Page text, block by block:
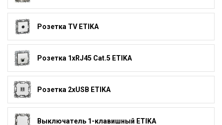
Розетка TV ETIKA
Розетка 1xRJ45 Cat.5 ETIKA
Розетка 2xUSB ETIKA
Выключатель 1-клавишный ETIKA